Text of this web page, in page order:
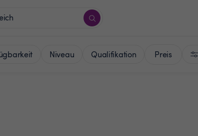
Niveau Qualifikation Preis